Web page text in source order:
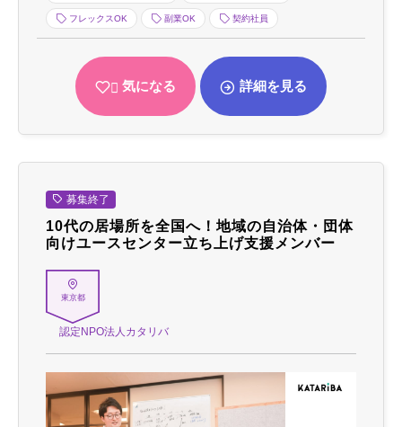
フレックスOK 副業OK 契約社員
気になる 詳細を見る
募集終了
10代の居場所を全国へ！地域の自治体・団体
向けユースセンター立ち上げ支援メンバー
東京都
認定NPO法人カタリバ